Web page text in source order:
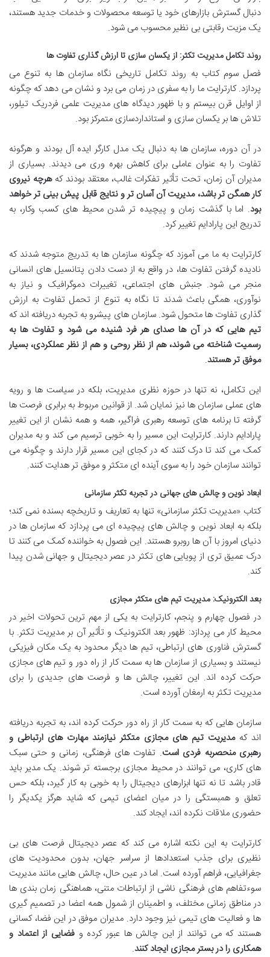
دنبال گسترش بازارهای خود یا توسعه محصولات و خدمات جدید هستند،
یک مزیت رقابتی بی نظیر محسوب می شود.
روند تکامل مدیریت تکثر: از یکسان سازی تا ارزش گذاری تفاوت ها
فصل سوم کتاب به روند تکامل تاریخی نگاه سازمان ها به تنوع می
پردازد. کارترایت ما را به سفری در زمان می برد و نشان می دهد که چگونه
از اوایل قرن بیستم و با ظهور دیدگاه های مدیریت علمی فردریک تیلور،
تلاش ها بر یکسان سازی و استانداردسازی متمرکز بود.
در آن دوره، سازمان ها به دنبال یک مدل کارگر ایده آل بودند و هرگونه
تفاوت را به عنوان عاملی برای کاهش بهره وری می دیدند. بسیاری از
مدیران آن زمان، تحت تأثیر تفکرات غالب، معتقد بودند کههرچه نیروی
کار همگن تر باشد، مدیریت آن آسان تر و نتایج قابل پیش بینی تر خواهد
بود. اما با گذشت زمان و پیچیده تر شدن محیط های کسب وکار، به
تدریج این پارادایم تغییر کرد.
کارترایت به ما می آموزد که چگونه سازمان ها به تدریج متوجه شدند که
نادیده گرفتن تفاوت ها، در واقع به از دست دادن پتانسیل های انسانی
منجر می شود. جنبش های اجتماعی، تغییرات دموگرافیک و نیاز به
نوآوری، همگی باعث شدند تا نگاه به تنوع از تحمل تفاوت به ارزش
گذاری تفاوت ها متحول شود. سازمان های پیشرو به تجربه دریافته اند که
تیم هایی که در آن ها صدای هر فرد شنیده می شود و تفاوت ها به
رسمیت شناخته می شوند، هم از نظر روحی و هم از نظر عملکردی، بسیار
موفق تر هستند.
این تکامل، نه تنها در حوزه نظری مدیریت، بلکه در سیاست ها و رویه
های عملی سازمان ها نیز نمایان شد. از قوانین مربوط به برابری فرصت ها
گرفته تا برنامه های توسعه رهبری فراگیر، همه و همه نشان از این تغییر
پارادایم دارند. کارترایت این مسیر را به خوبی ترسیم می کند و به مدیران
کمک می کند تا درک کنند که در کجای این مسیر قرار دارند و چگونه می
توانند سازمان خود را به سوی آینده ای متکثر و موفق تر هدایت کنند.
ابعاد نوین و چالش های جهانی در تجربه تکثر سازمانی
کتاب «مدیریت تکثر سازمانی» تنها به تعاریف و تاریخچه بسنده نمی کند؛
بلکه به ابعاد نوین و چالش های پیچیده ای می پردازد که سازمان ها در
دنیای امروز با آن ها روبرو هستند. این فصول به خواننده کمک می کنند تا
درک عمیق تری از پویایی های تکثر در عصر دیجیتال و جهانی شدن پیدا
کند.
بعد الکترونیک: مدیریت تیم های متکثر مجازی
در فصول چهارم و پنجم، کارترایت به یکی از مهم ترین تحولات اخیر در
محیط کار می پردازد: ظهور بعد الکترونیک و تأثیر آن بر مدیریت تکثر. با
گسترش فناوری های ارتباطی، تیم ها دیگر محدود به یک مکان فیزیکی
نیستند و بسیاری از سازمان ها به سمت کار از راه دور و تیم های مجازی
حرکت کرده اند. این تغییر، چالش ها و فرصت های جدیدی را برای
مدیریت تکثر به ارمغان آورده است.
سازمان هایی که به سمت کار از راه دور حرکت کرده اند، به تجربه دریافته
اند کهمدیریت تیم های مجازی متکثر نیازمند مهارت های ارتباطی و
رهبری منحصربه فردی است. تفاوت های فرهنگی، زمانی و حتی سبک
های کاری، می توانند در محیط مجازی برجسته تر شوند. یک مدیر باید
قادر باشد تا نه تنها ابزارهای دیجیتال را به خوبی به کار گیرد، بلکه حس
تعلق و همبستگی را در میان اعضای تیمی که شاید هرگز یکدیگر را
حضوری ملاقات نکرده اند، ایجاد کند.
کارترایت به این نکته اشاره می کند که عصر دیجیتال فرصت های بی
نظیری برای جذب استعدادها از سراسر جهان، بدون محدودیت های
جغرافیایی، فراهم آورده است. اما در عین حال، چالش هایی مانند مدیریت
سوءتفاهم های فرهنگی ناشی از ارتباطات متنی، هماهنگی زمان بندی ها
در مناطق زمانی مختلف، و اطمینان از شمول همه اعضا در تصمیم گیری
ها و فعالیت های تیمی نیز وجود دارد. مدیران موفق در این فضا، کسانی
هستند که می توانند از این چالش ها عبور کرده وفضایی از اعتماد و
همکاری را در بستر مجازی ایجاد کنند.